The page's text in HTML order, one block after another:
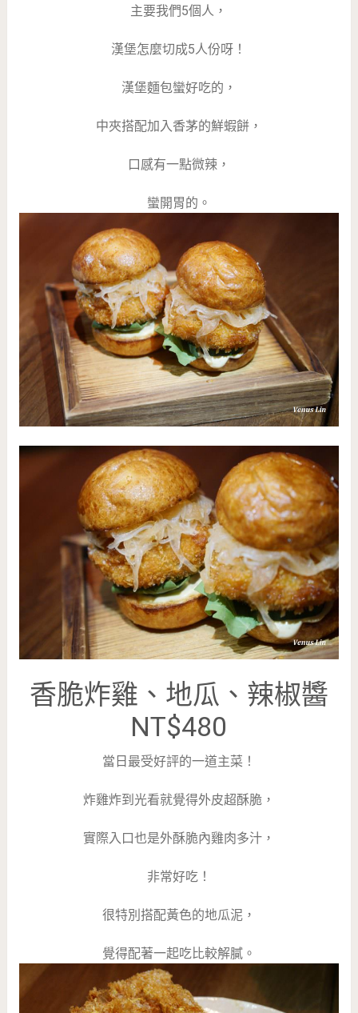
主要我們5個人，
漢堡怎麼切成5人份呀！
漢堡麵包蠻好吃的，
中夾搭配加入香茅的鮮蝦餅，
口感有一點微辣，
蠻開胃的。
香脆炸雞、地瓜、辣椒醬
NT$480
當日最受好評的一道主菜！
炸雞炸到光看就覺得外皮超酥脆，
實際入口也是外酥脆內雞肉多汁，
非常好吃！
很特別搭配黃色的地瓜泥，
覺得配著一起吃比較解膩。